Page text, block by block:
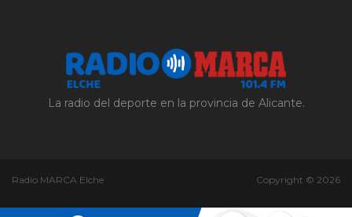
La radio del deporte en la provincia de Alicante.
Radio MARCA Elche Copyright © 2026